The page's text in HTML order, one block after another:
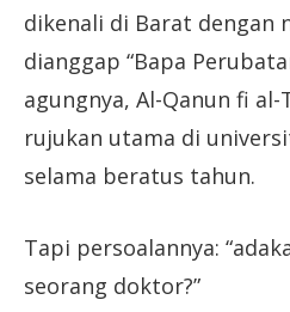
dikenali di Barat dengan
dianggap “Bapa
agungnya, Al-Qanun fi
rujukan utama di
selama beratus tahun.
Tapi persoalannya:
seorang doktor?”